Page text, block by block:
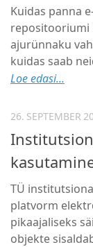
Kuidas panna
repositooriumi
ajurünnaku
kuidas saab
Loe edasi...
26. SEPTEMBER
TÜ
platvorm
pikaajaliseks
objekte